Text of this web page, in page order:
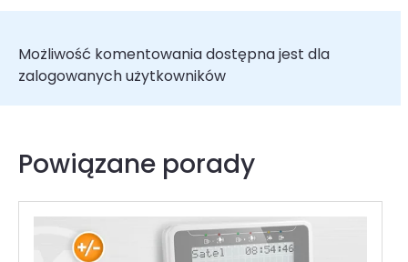
Możliwość komentowania dostępna jest dla
zalogowanych użytkowników
Powiązane porady